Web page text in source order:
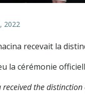
2022
recevait la
la cérémonie
received the